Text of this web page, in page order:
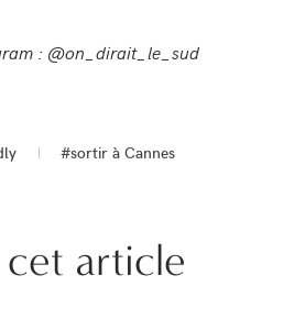
: @on_dirait_le_sud
#sortir à Cannes
cet article